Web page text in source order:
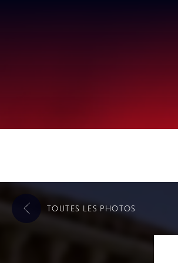
TOUTES LES PHOTOS